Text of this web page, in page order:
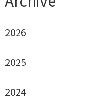
2026
2025
2024